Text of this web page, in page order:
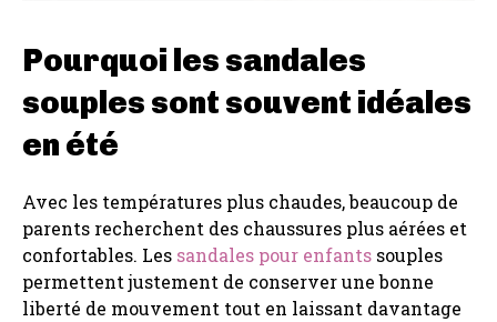
Pourquoi les sandales
souples sont souvent idéales
en été
Avec les températures plus chaudes, beaucoup de
parents recherchent des chaussures plus aérées et
confortables. Les sandales pour enfants souples
permettent justement de conserver une bonne
liberté de mouvement tout en laissant davantage